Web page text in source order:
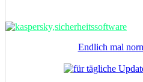
Endlich mal